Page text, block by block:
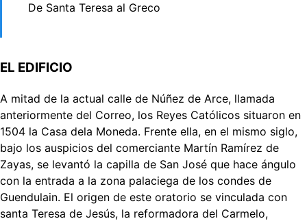
De Santa Teresa al Greco
EL EDIFICIO
A mitad de la actual calle de Núñez de Arce, llamada
anteriormente del Correo, los Reyes Católicos situaron en
1504 la Casa dela Moneda. Frente ella, en el mismo siglo,
bajo los auspicios del comerciante Martín Ramírez de
Zayas, se levantó la capilla de San José que hace ángulo
con la entrada a la zona palaciega de los condes de
Guendulain. El origen de este oratorio se vinculada con
santa Teresa de Jesús, la reformadora del Carmelo,